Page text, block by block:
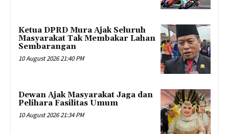
Ketua DPRD Mura Ajak Seluruh
Masyarakat Tak Membakar Lahan
Sembarangan
10 August 2026 21:40 PM
Dewan Ajak Masyarakat Jaga dan
Pelihara Fasilitas Umum
10 August 2026 21:34 PM